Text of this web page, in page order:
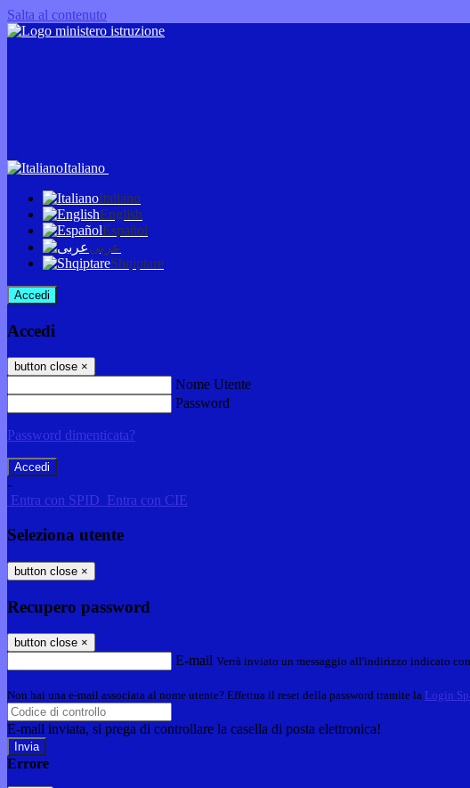
Salta al contenuto
Italiano
Italiano
English
Español
عربى
Shqiptare
Accedi
Accedi
button close ×
Nome Utente
Password
Password dimenticata?
-
Entra con SPID Entra con CIE
Seleziona utente
button close ×
Recupero password
button close ×
E-mail Verrà inviato un messaggio all'indirizzo indicato
Non hai una e-mail associata al nome utente? Effettua il reset della password tramite la Login
E-mail inviata, si prega di controllare la casella di posta elettronica!
Errore